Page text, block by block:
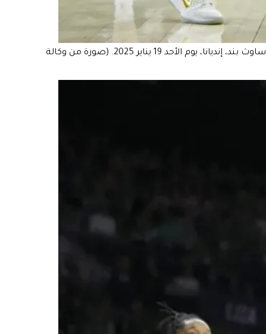
حارسة نوتردام هانا هيدالغو (3) تتقدم ضد حارسة SMU إيلا براو (5) في الشوط الثاني من مباراة دوري NCAA لكرة السلة الجامعية في ساوث بند، إنديانا، يوم الأحد 19 يناير 2025. (صورة من وكالة